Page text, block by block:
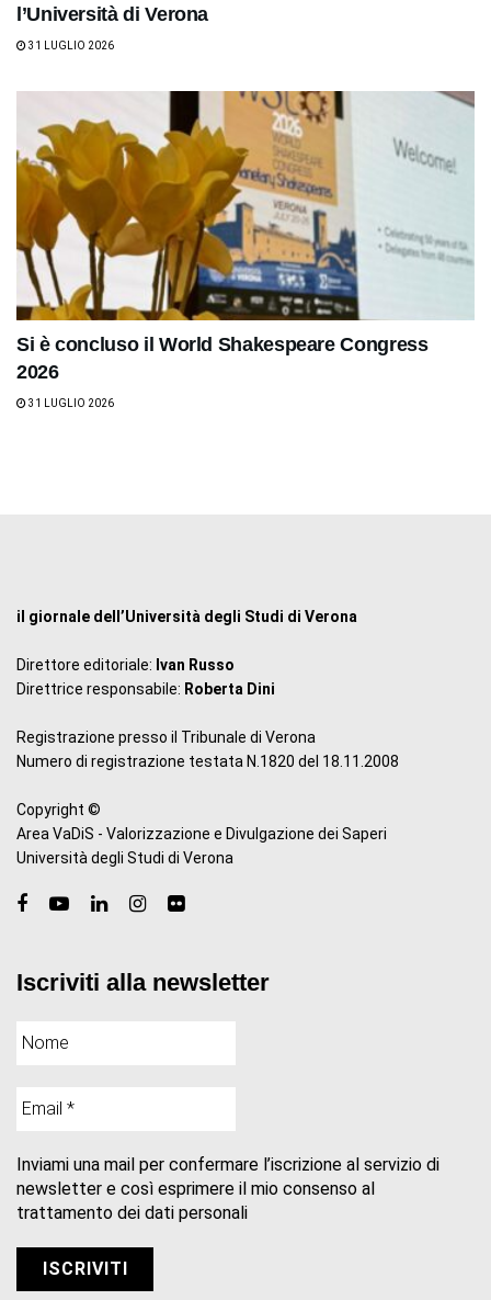
l’Università di Verona
31 LUGLIO 2026
Si è concluso il World Shakespeare Congress
2026
31 LUGLIO 2026
il giornale dell’Università degli Studi di Verona
Direttore editoriale: Ivan Russo
Direttrice responsabile: Roberta Dini
Registrazione presso il Tribunale di Verona
Numero di registrazione testata N.1820 del 18.11.2008
Copyright ©
Area VaDiS - Valorizzazione e Divulgazione dei Saperi
Università degli Studi di Verona
Iscriviti alla newsletter
Inviami una mail per confermare l’iscrizione al servizio di
newsletter e così esprimere il mio consenso al
trattamento dei dati personali